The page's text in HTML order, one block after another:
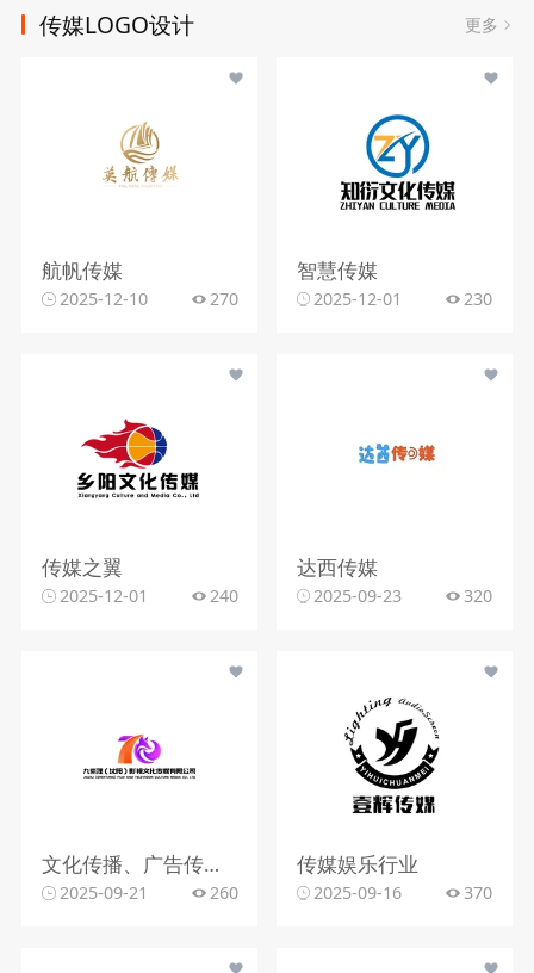
传媒LOGO设计 更多
航帆传媒
2025-12-10 270
智慧传媒
2025-12-01 230
传媒之翼
2025-12-01 240
达西传媒
2025-09-23 320
文化传播、广告传媒或创意设计行业
2025-09-21 260
传媒娱乐行业
2025-09-16 370